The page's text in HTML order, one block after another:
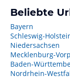
Beliebte
Bayern
Schleswig-
Niedersachsen
Mecklenburg-
Baden-
Nordrhein-